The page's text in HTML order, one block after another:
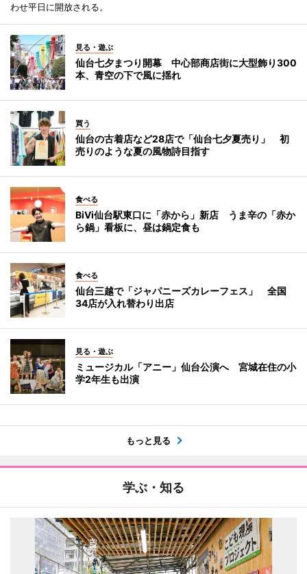
わせ平日に開放される。
見る・遊ぶ
仙台七夕まつり開幕 中心部商店街に大型飾り300
本、青空の下で風に揺れ
買う
仙台の古着店など28店で「仙台七夕夏売り」 初
売りのような夏の風物詩目指す
食べる
BiVi仙台駅東口に「赤から」新店 うま辛の「赤か
ら鍋」看板に、昼は鍋定食も
食べる
仙台三越で「ジャパニーズカレーフェス」 全国
34店が入れ替わり出店
見る・遊ぶ
ミュージカル「アニー」仙台公演へ 宮城在住の小
学2年生も出演
もっと見る
学ぶ・知る